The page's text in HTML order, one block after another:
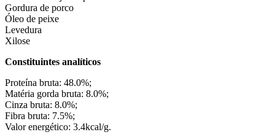
Gordura de porco
Óleo de peixe
Levedura
Xilose
Constituintes analíticos
Proteína bruta: 48.0%;
Matéria gorda bruta: 8.0%;
Cinza bruta: 8.0%;
Fibra bruta: 7.5%;
Valor energético: 3.4kcal/g.